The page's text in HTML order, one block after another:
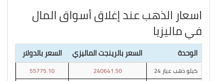
اسعار الذهب عند إغلاق أسواق المال
في ماليزيا
الوحدة السعر بالرينجت الماليزي السعر بالدولار
كيلو ذهب عيار 24 240641.50
55775.10